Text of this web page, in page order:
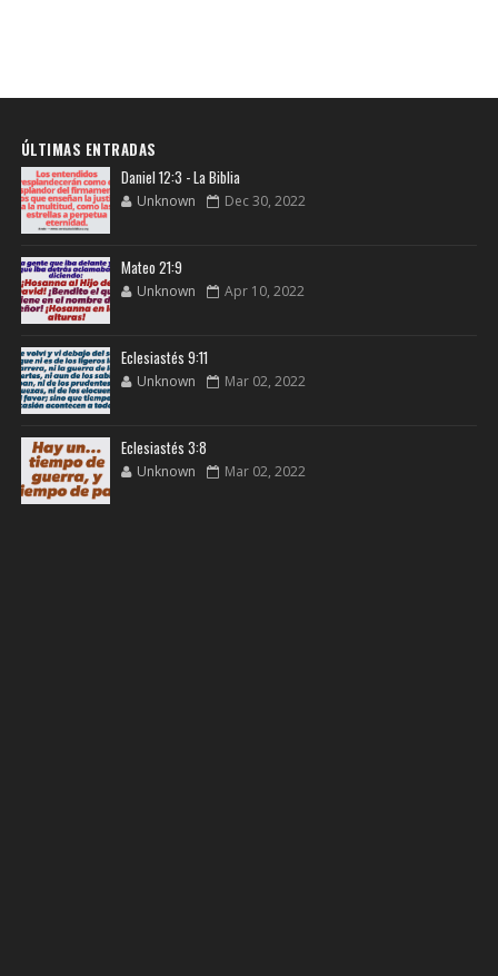
ÚLTIMAS ENTRADAS
Daniel 12:3 - La Biblia
Unknown Dec 30, 2022
Mateo 21:9
Unknown Apr 10, 2022
Eclesiastés 9:11
Unknown Mar 02, 2022
Eclesiastés 3:8
Unknown Mar 02, 2022